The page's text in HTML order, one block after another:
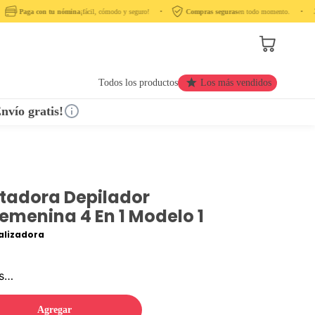
Paga con tu nómina¡fácil, cómodo y seguro! ‎ ‎ ‎ ‎ •‎ ‎ ‎ ‎ Compras segurasen todo momento. ‎ ‎ ‎ ‎ •‎ ‎ ‎ ‎ ‎
Todos los productos Los más vendidos
gratis!
Depilador
4 En 1 Modelo 1
Agregar